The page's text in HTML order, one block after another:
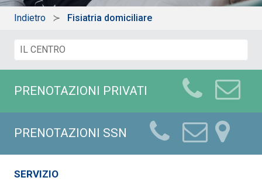
Indietro Fisiatria domiciliare
PRENOTAZIONI PRIVATI
PRENOTAZIONI SSN
SERVIZIO